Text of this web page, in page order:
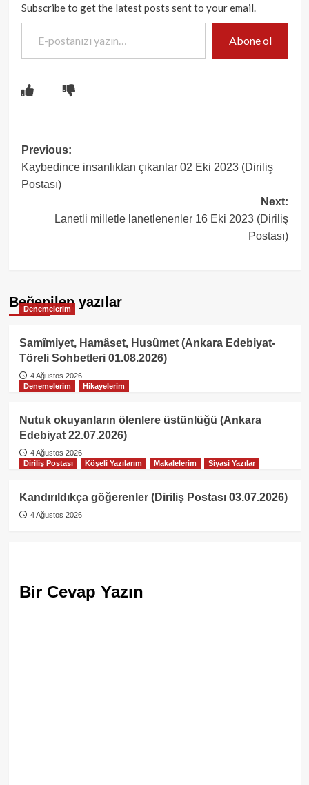
Subscribe to get the latest posts sent to your email.
E-postanızı yazın…
Abone ol
Post
navigation
Previous:
Kaybedince insanlıktan çıkanlar 02 Eki 2023 (Diriliş
Postası)
Next:
Lanetli milletle lanetlenenler 16 Eki 2023 (Diriliş
Postası)
Beğenilen yazılar
Denemelerim
Samîmiyet, Hamâset, Husûmet (Ankara Edebiyat-
Töreli Sohbetleri 01.08.2026)
4 Ağustos 2026
Denemelerim
Hikayelerim
Nutuk okuyanların ölenlere üstünlüğü (Ankara
Edebiyat 22.07.2026)
4 Ağustos 2026
Diriliş Postası
Köşeli Yazılarım Makalelerim Siyasi Yazılar
Kandırıldıkça göğerenler (Diriliş Postası 03.07.2026)
4 Ağustos 2026
Bir Cevap Yazın